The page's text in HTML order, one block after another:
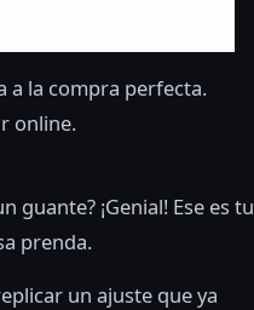
a la compra perfecta.
online.
guante? ¡Genial! Ese es tu
prenda.
un ajuste que ya